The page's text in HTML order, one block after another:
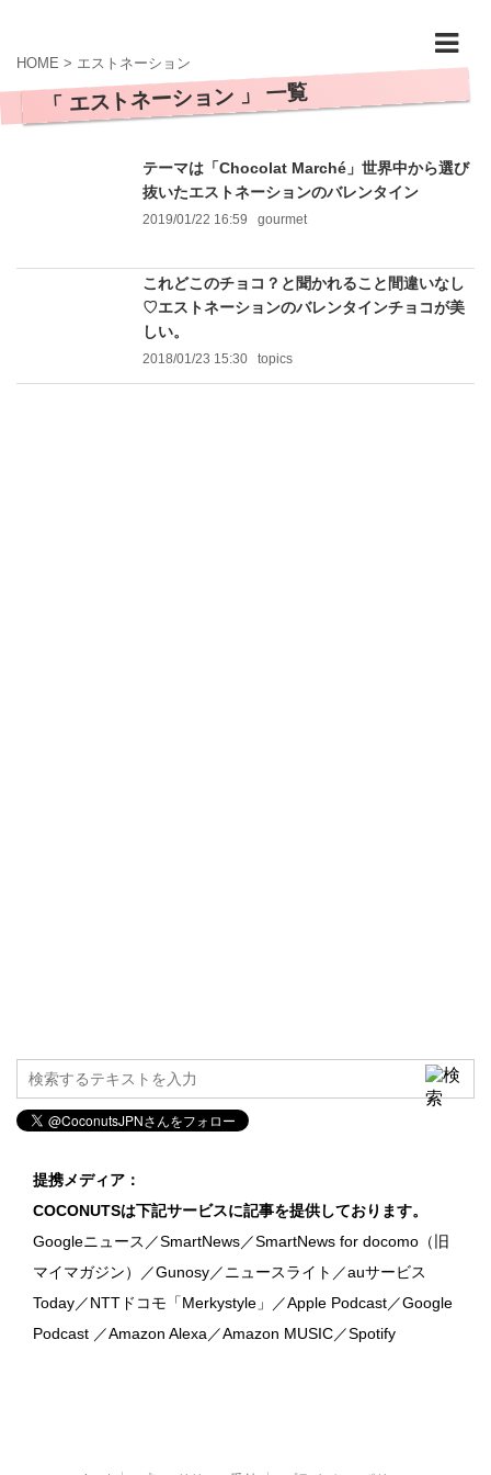
HOME > エストネーション
「 エストネーション 」 一覧
テーマは「Chocolat Marché」世界中から選び
抜いたエストネーションのバレンタイン
2019/01/22 16:59 gourmet
これどこのチョコ？と聞かれること間違いなし
♡エストネーションのバレンタインチョコが美
しい。
2018/01/23 15:30 topics
提携メディア：
COCONUTSは下記サービスに記事を提供しております。
Googleニュース／SmartNews／SmartNews for docomo（旧
マイマガジン）／Gunosy／ニュースライト／auサービス
Today／NTTドコモ「Merkystyle」／Apple Podcast／Google
Podcast ／Amazon Alexa／Amazon MUSIC／Spotify